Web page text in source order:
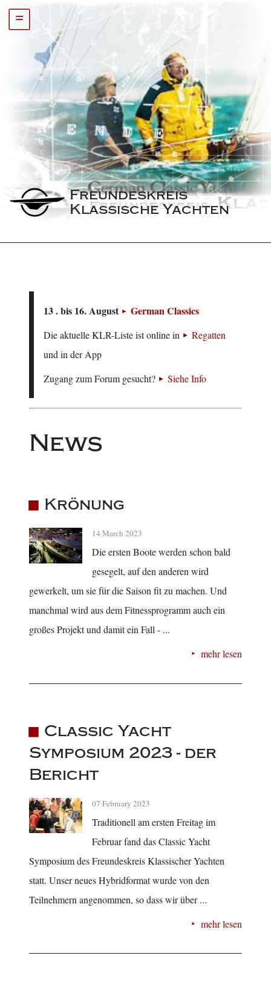
=
Freundeskreis
Klassische Yachten
13 . bis 16. August German Classics
Die aktuelle KLR-Liste ist online in
Regatten
und in der App
Zugang zum Forum gesucht?
Siehe Info
News
Krönung
14 March 2023
Die ersten Boote werden schon bald
gesegelt, auf den anderen wird
gewerkelt, um sie für die Saison fit zu machen. Und
manchmal wird aus dem Fitnessprogramm auch ein
großes Projekt und damit ein Fall - ...
mehr lesen
Classic Yacht
Symposium 2023 - der
Bericht
07 February 2023
Traditionell am ersten Freitag im
Februar fand das Classic Yacht
Symposium des Freundeskreis Klassischer Yachten
statt. Unser neues Hybridformat wurde von den
Teilnehmern angenommen, so dass wir über ...
mehr lesen